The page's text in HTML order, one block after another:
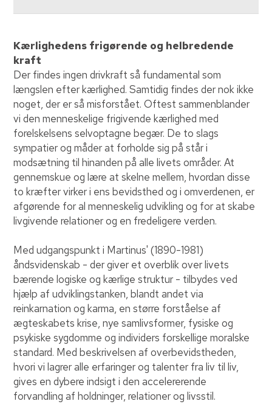
Kærlighedens frigørende og helbredende
kraft
Der findes ingen drivkraft så fundamental som
længslen efter kærlighed. Samtidig findes der nok ikke
noget, der er så misforstået. Oftest sammenblander
vi den menneskelige frigivende kærlighed med
forelskelsens selvoptagne begær. De to slags
sympatier og måder at forholde sig på står i
modsætning til hinanden på alle livets områder. At
gennemskue og lære at skelne mellem, hvordan disse
to kræfter virker i ens bevidsthed og i omverdenen, er
afgørende for al menneskelig udvikling og for at skabe
livgivende relationer og en fredeligere verden.
Med udgangspunkt i Martinus' (1890-1981)
åndsvidenskab - der giver et overblik over livets
bærende logiske og kærlige struktur - tilbydes ved
hjælp af udviklingstanken, blandt andet via
reinkarnation og karma, en større forståelse af
ægteskabets krise, nye samlivsformer, fysiske og
psykiske sygdomme og individers forskellige moralske
standard. Med beskrivelsen af overbevidstheden,
hvori vi lagrer alle erfaringer og talenter fra liv til liv,
gives en dybere indsigt i den accelererende
forvandling af holdninger, relationer og livsstil.